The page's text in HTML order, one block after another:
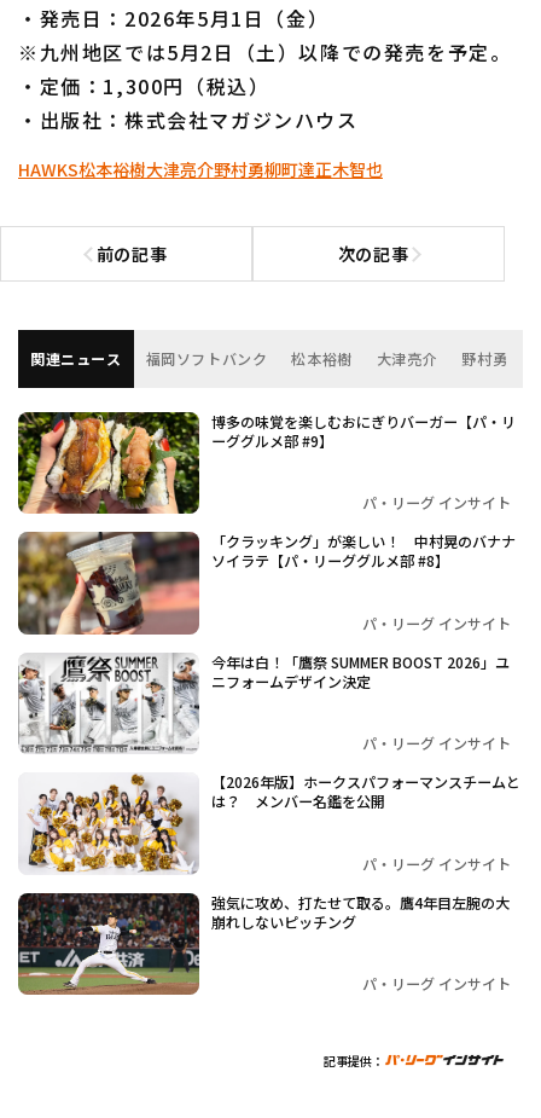
・発売日：2026年5月1日（金）
※九州地区では5月2日（土）以降での発売を予定。
・定価：1,300円（税込）
・出版社：株式会社マガジンハウス
HAWKS松本裕樹大津亮介野村勇柳町達正木智也
前の記事
前の記事へ 次の記事次の記事へ
関連ニュース 福岡ソフトバンク 松本裕樹 大津亮介 野村勇
博多の味覚を楽しむおにぎりバーガー【パ・リ
ーググルメ部 #9】
パ・リーグ インサイト
「クラッキング」が楽しい！ 中村晃のバナナ
ソイラテ【パ・リーググルメ部 #8】
パ・リーグ インサイト
今年は白！「鷹祭 SUMMER BOOST 2026」ユ
ニフォームデザイン決定
パ・リーグ インサイト
【2026年版】ホークスパフォーマンスチームと
は？ メンバー名鑑を公開
パ・リーグ インサイト
強気に攻め、打たせて取る。鷹4年目左腕の大
崩れしないピッチング
パ・リーグ インサイト
記事提供：